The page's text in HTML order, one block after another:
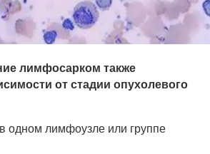
лимфосарком также
от стадии опухолевого
одном лимфоузле или группе